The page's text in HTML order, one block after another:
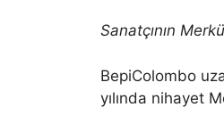
Sanatçının
BepiColombo
yılında nihayet